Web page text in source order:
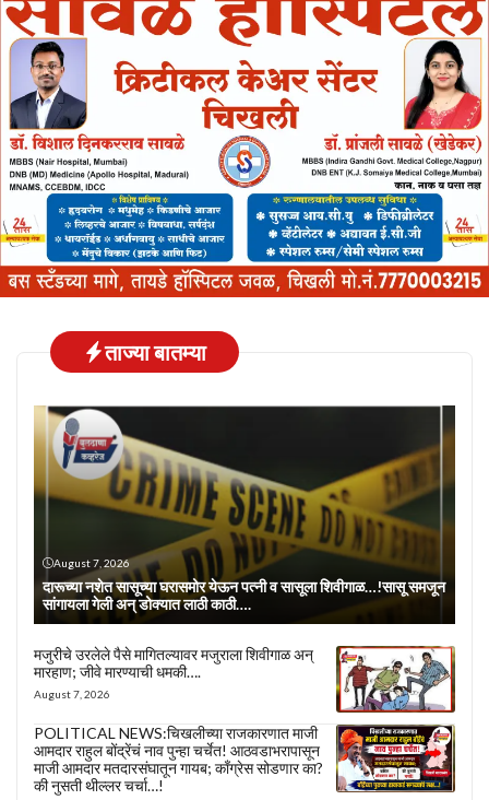
ताज्या बातम्या
August 7, 2026
दारूच्या नशेत सासूच्या घरासमोर येऊन पत्नी व सासूला शिवीगाळ…!सासू समजून
सांगायला गेली अन् डोक्यात लाठी काठी….
मजुरीचे उरलेले पैसे मागितल्यावर मजुराला शिवीगाळ अन्
मारहाण; जीवे मारण्याची धमकी….
August 7, 2026
POLITICAL NEWS:चिखलीच्या राजकारणात माजी
आमदार राहुल बोंद्रेंचं नाव पुन्हा चर्चेत! आठवडाभरापासून
माजी आमदार मतदारसंघातून गायब; काँग्रेस सोडणार का?
की नुसती थील्लर चर्चा…!